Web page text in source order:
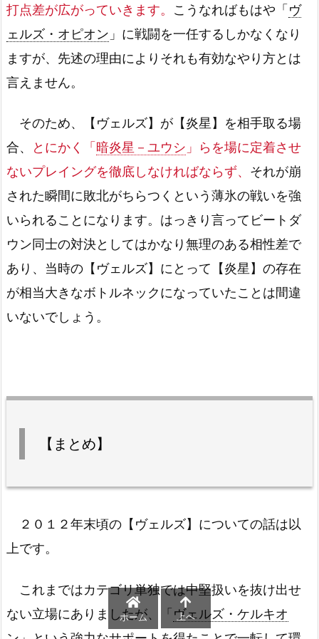
打点差が広がっていきます。 こうなればもはや「 ヴ
ェルズ・オピオン 」に戦闘を一任するしかなくなり
ますが、先述の理由によりそれも有効なやり方とは
言えません。
そのため、【ヴェルズ】が【炎星】を相手取る場
合、
とにかく「 暗炎星－ユウシ 」らを場に定着させ
ないプレイングを徹底しなければならず、 それが崩
された瞬間に敗北がちらつくという薄氷の戦いを強
いられることになります。はっきり言ってビートダ
ウン同士の対決としてはかなり無理のある相性差で
あり、当時の【ヴェルズ】にとって【炎星】の存在
が相当大きなボトルネックになっていたことは間違
いないでしょう。
【まとめ】
２０１２年末頃の【ヴェルズ】についての話は以
上です。
これまではカテゴリ単独では中堅扱いを抜け出せ
ない立場にありましたが、「 ヴェルズ・ケルキオ
ホーム 上へ